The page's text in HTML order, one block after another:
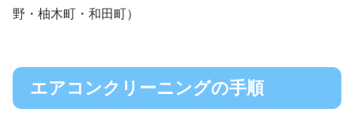
野・柚木町・和田町）
エアコンクリーニングの手順